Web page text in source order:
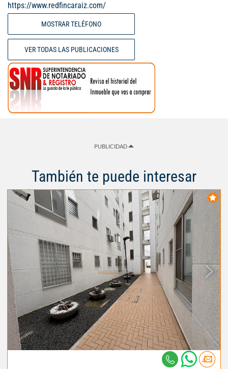
https://www.redfincaraiz.com/
MOSTRAR TELÉFONO
VER TODAS LAS PUBLICACIONES
PUBLICIDAD
También te puede interesar